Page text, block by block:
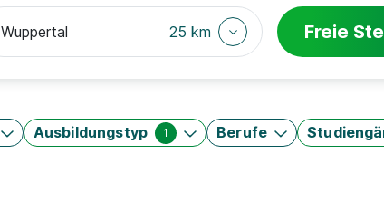
25 km Freie
Ausbildungstyp 1 Berufe